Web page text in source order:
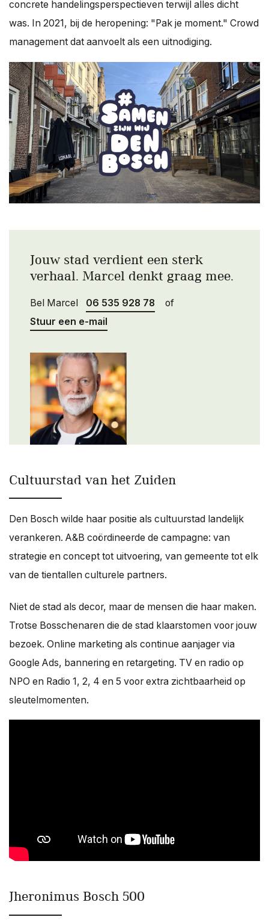
concrete handelingsperspectieven terwijl alles dicht
was. In 2021, bij de heropening: "Pak je moment." Crowd
management dat aanvoelt als een uitnodiging.
Jouw stad verdient een sterk
verhaal. Marcel denkt graag mee.
Bel Marcel 06 535 928 78
of
Stuur een e-mail
Cultuurstad van het Zuiden
Den Bosch wilde haar positie als cultuurstad landelijk
verankeren. A&B coördineerde de campagne: van
strategie en concept tot uitvoering, van gemeente tot elk
van de tientallen culturele partners.
Niet de stad als decor, maar de mensen die haar maken.
Trotse Bosschenaren die de stad klaarstomen voor jouw
bezoek. Online marketing als continue aanjager via
Google Ads, bannering en retargeting. TV en radio op
NPO en Radio 1, 2, 4 en 5 voor extra zichtbaarheid op
sleutelmomenten.
Jheronimus Bosch 500